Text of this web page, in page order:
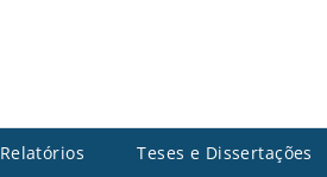
Relatórios Teses e Dissertações